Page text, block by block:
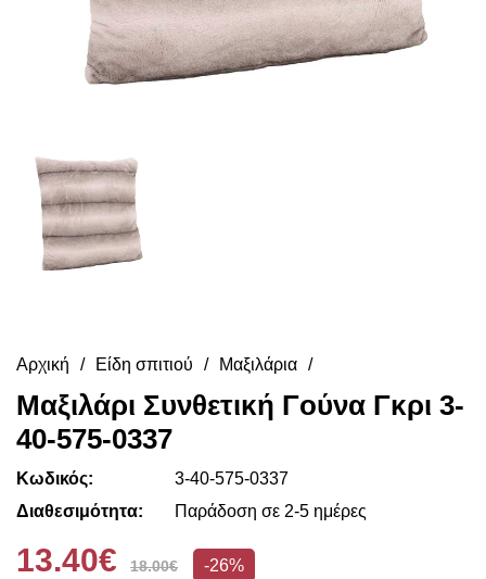
Αρχική Είδη σπιτιού Μαξιλάρια
Μαξιλάρι Συνθετική Γούνα Γκρι 3-
40-575-0337
Κωδικός:
3-40-575-0337
Διαθεσιμότητα:
Παράδοση σε 2-5 ημέρες
13.40€ 18.00€ -26%